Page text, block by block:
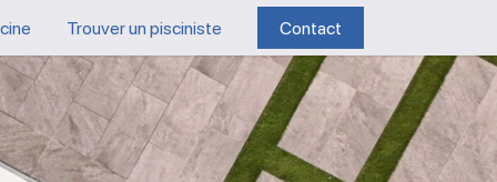
Trouver un pisciniste Contact